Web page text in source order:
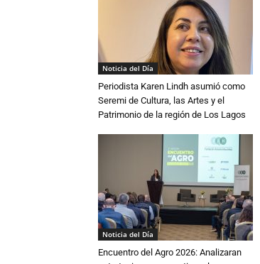
Noticia del Día
Periodista Karen Lindh asumió como
Seremi de Cultura, las Artes y el
Patrimonio de la región de Los Lagos
Noticia del Día
Encuentro del Agro 2026: Analizaran